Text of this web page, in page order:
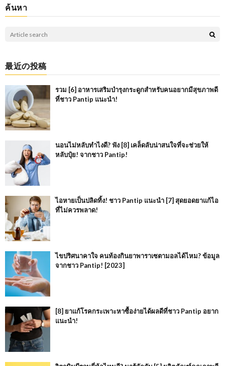
ค้นหา
最近の投稿
รวม [6] อาหารเสริมบำรุงกระดูกสำหรับคนอยากมีสุขภาพดี
ที่ชาว Pantip แนะนำ!
นอนไม่หลับทำไงดี? ฟัง [8] เคล็ดลับน่าสนใจที่จะช่วยให้
หลับปุ๋ย! จากชาว Pantip!
ไอหายเป็นปลิดทิ้ง! ชาว Pantip แนะนำ [7] สุดยอดยาแก้ไอ
ที่ไม่ควรพลาด!
ไขปริศนาคาใจ คนท้องกินยาพาราเซตามอลได้ไหม? ข้อมูล
จากชาว Pantip! [2023]
[8] ยาแก้โรคกระเพาะหาซื้อง่ายได้ผลดีที่ชาว Pantip อยาก
แนะนำ!